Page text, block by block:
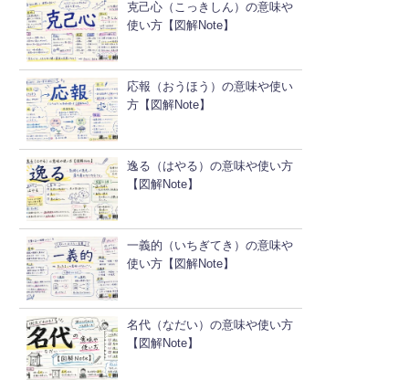
克己心（こっきしん）の意味や
使い方【図解Note】
応報（おうほう）の意味や使い
方【図解Note】
逸る（はやる）の意味や使い方
【図解Note】
一義的（いちぎてき）の意味や
使い方【図解Note】
名代（なだい）の意味や使い方
【図解Note】